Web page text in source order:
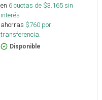
en 6cuotas de $3.165sin
interés
ahorras $760 por
transferencia.
Disponible